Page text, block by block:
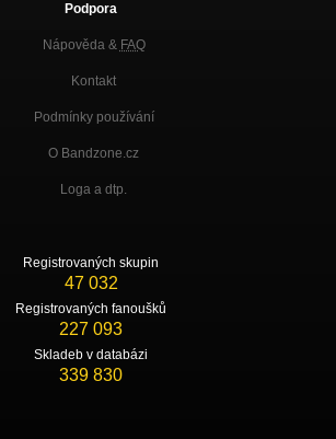
Podpora
Nápověda & FAQ
Kontakt
Podmínky používání
O Bandzone.cz
Loga a dtp.
Registrovaných skupin
47 032
Registrovaných fanoušků
227 093
Skladeb v databázi
339 830